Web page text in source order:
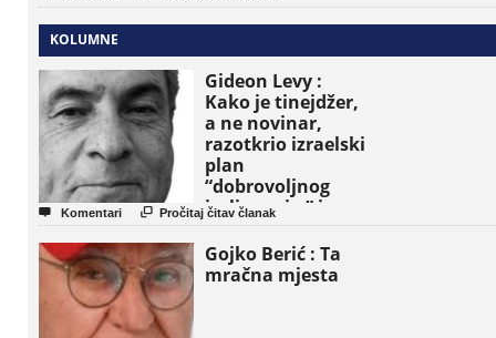
KOLUMNE
Gideon Levy :
Kako je tinejdžer,
a ne novinar,
razotkrio izraelski
plan
“dobrovoljnog
iseljavanja ” iz
Gaze
 Komentari  Pročitaj čitav članak
Gojko Berić : Ta
mračna mjesta